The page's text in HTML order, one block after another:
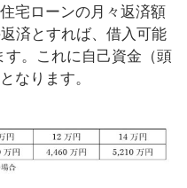
宅ローンの月々返済額
済とすれば、借入可能
。これに自己資金（頭
なります。